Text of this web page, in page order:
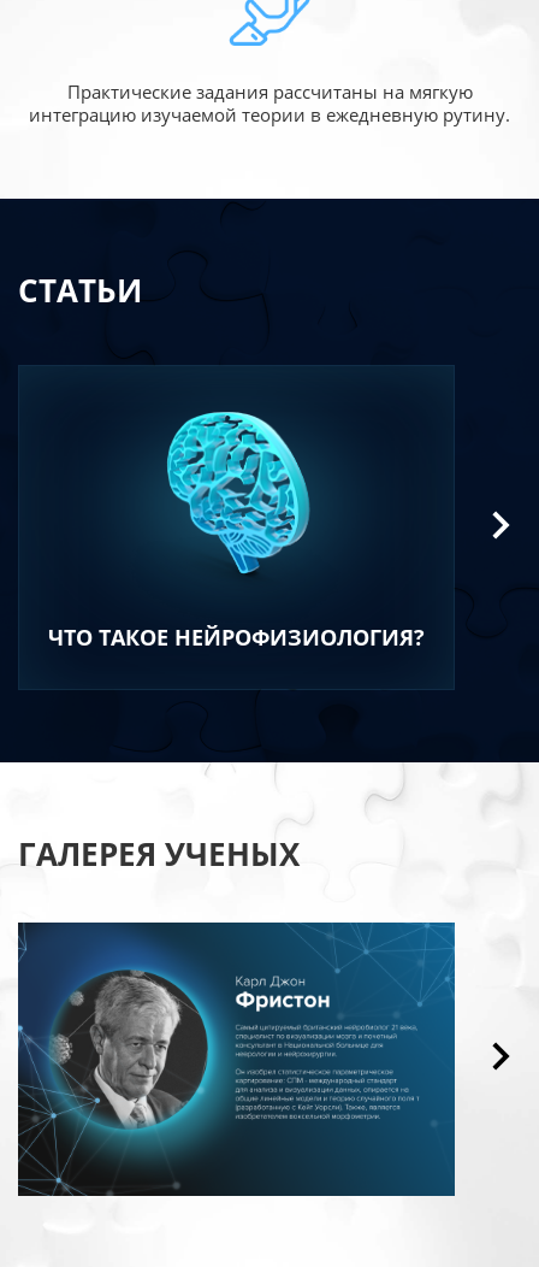
Практические задания рассчитаны на мягкую
интеграцию изучаемой теории в ежедневную рутину.
СТАТЬИ
ЧТО ТАКОЕ НЕЙРОФИЗИОЛОГИЯ?
ГАЛЕРЕЯ УЧЕНЫХ